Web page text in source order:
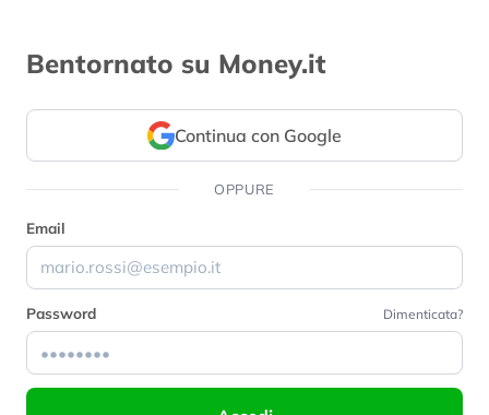
Bentornato su Money.it
Continua con Google
OPPURE
Email
Password Dimenticata?